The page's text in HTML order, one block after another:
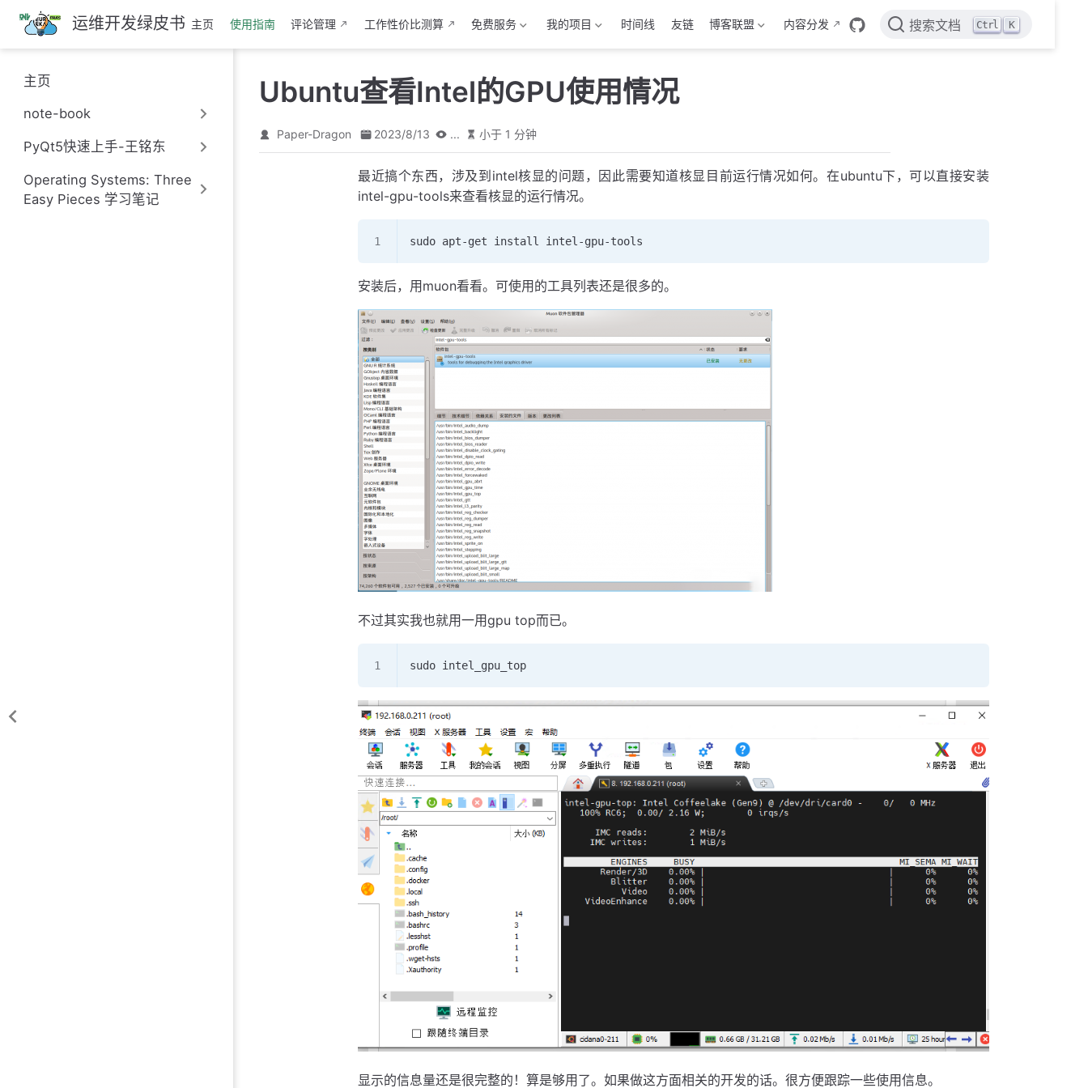
跳
至
主
要
內
运维开发绿皮书 主页 使用指南 评论管理 工作性价比测算 免费服务 我的项目 时间线 友链 博客联盟 内容分发 搜索文档 Ctrl K
主页
note-book
PyQt5快速上手-王铭东
Operating Systems: Three
Easy Pieces 学习笔记
Ubuntu查看Intel的GPU使用情况
Paper-Dragon 2023/8/13 ... 小于 1 分钟
最近搞个东西，涉及到intel核显的问题，因此需要知道核显目前运行情况如何。在ubuntu下，可以直接安装
intel-gpu-tools来查看核显的运行情况。
sudo apt-get install intel-gpu-tools
安装后，用muon看看。可使用的工具列表还是很多的。
不过其实我也就用一用gpu top而已。
sudo intel_gpu_top
显示的信息量还是很完整的！算是够用了。如果做这方面相关的开发的话。很方便跟踪一些使用信息。